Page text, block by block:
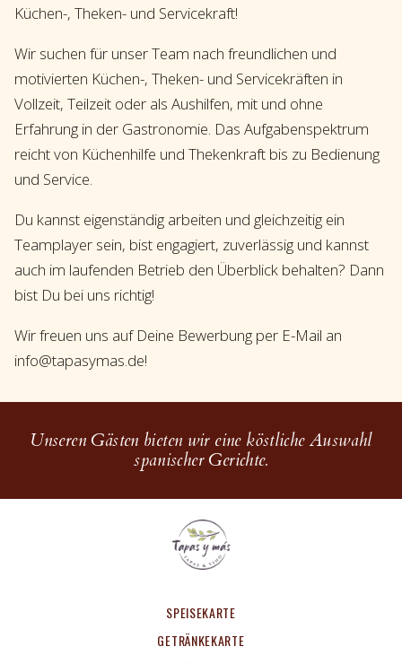
Küchen-, Theken- und Servicekraft!
Wir suchen für unser Team nach freundlichen und
motivierten Küchen-, Theken- und Servicekräften in
Vollzeit, Teilzeit oder als Aushilfen, mit und ohne
Erfahrung in der Gastronomie. Das Aufgabenspektrum
reicht von Küchenhilfe und Thekenkraft bis zu Bedienung
und Service.
Du kannst eigenständig arbeiten und gleichzeitig ein
Teamplayer sein, bist engagiert, zuverlässig und kannst
auch im laufenden Betrieb den Überblick behalten? Dann
bist Du bei uns richtig!
Wir freuen uns auf Deine Bewerbung per E-Mail an
info@tapasymas.de!
Unseren Gästen bieten wir eine köstliche Auswahl
spanischer Gerichte.
SPEISEKARTE
GETRÄNKEKARTE